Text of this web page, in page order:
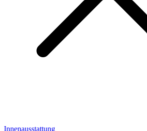
Innenausstattung